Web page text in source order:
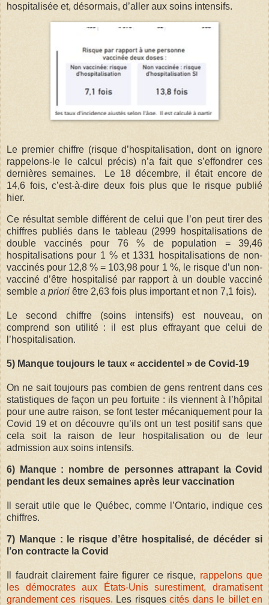
hospitalisée et, désormais, d’aller aux soins intensifs.
Le premier chiffre (risque d’hospitalisation, dont on ignore
rappelons-le le calcul précis) n’a fait que s’effondrer ces
dernières semaines. Le 18 décembre, il était encore de
14,6 fois, c’est-à-dire deux fois plus que le risque publié
hier.
Ce résultat semble différent de celui que l’on peut tirer des
chiffres publiés dans le tableau (2999 hospitalisations de
double vaccinés pour 76 % de population = 39,46
hospitalisations pour 1 % et 1331 hospitalisations de non-
vaccinés pour 12,8 % = 103,98 pour 1 %, le risque d’un non-
vacciné d’être hospitalisé par rapport à un double vacciné
semble a priori être 2,63 fois plus important et non 7,1 fois).
Le second chiffre (soins intensifs) est nouveau, on
comprend son utilité : il est plus effrayant que celui de
l’hospitalisation.
5) Manque toujours le taux « accidentel » de Covid-19
On ne sait toujours pas combien de gens rentrent dans ces
statistiques de façon un peu fortuite : ils viennent à l’hôpital
pour une autre raison, se font tester mécaniquement pour la
Covid 19 et on découvre qu’ils ont un test positif sans que
cela soit la raison de leur hospitalisation ou de leur
admission aux soins intensifs.
6) Manque : nombre de personnes attrapant la Covid
pendant les deux semaines après leur vaccination
Il serait utile que le Québec, comme l’Ontario, indique ces
chiffres.
7) Manque : le risque d’être hospitalisé, de décéder si
l’on contracte la Covid
Il faudrait clairement faire figurer ce risque, rappelons que
les démocrates aux États-Unis surestiment, dramatisent
grandement ces risques. Les risquescités dans le billet en